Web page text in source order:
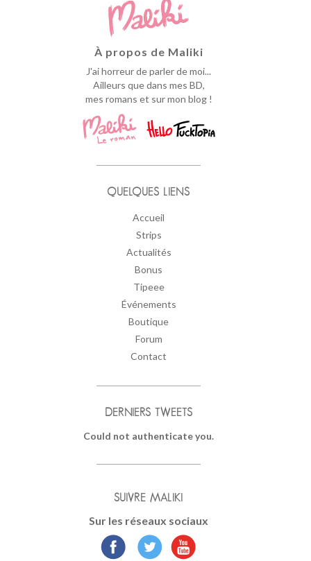
À propos de Maliki
J'ai horreur de parler de moi...
Ailleurs que dans mes BD,
mes romans et sur mon blog !
QUELQUES LIENS
Accueil
Strips
Actualités
Bonus
Tipeee
Événements
Boutique
Forum
Contact
DERNIERS TWEETS
Could not authenticate you.
SUIVRE MALIKI
Sur les réseaux sociaux